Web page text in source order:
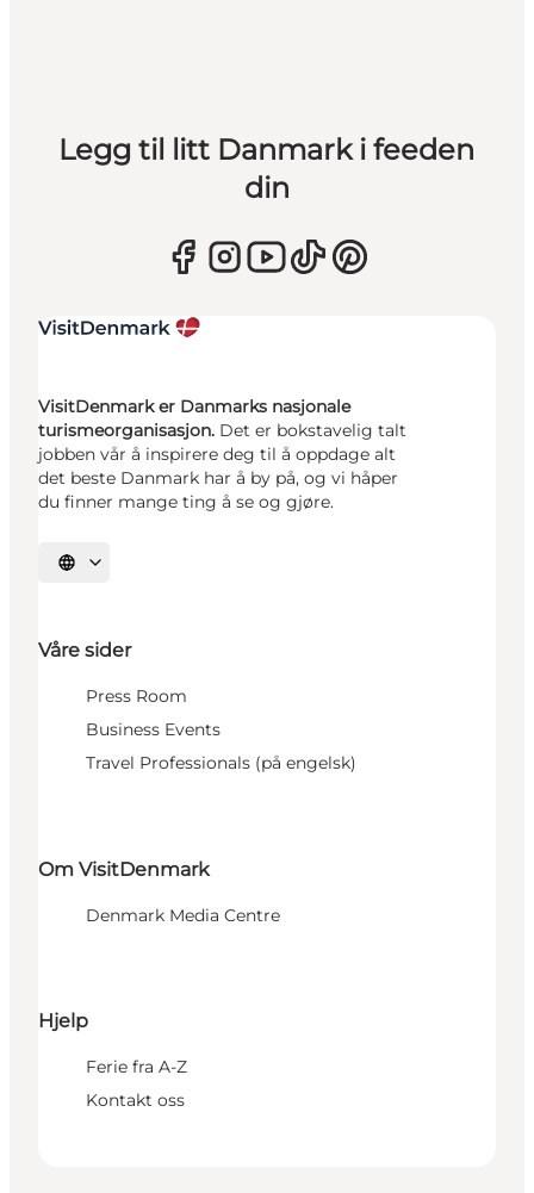
Legg til litt Danmark i feeden
din
VisitDenmark er Danmarks nasjonale
turismeorganisasjon. Det er bokstavelig talt
jobben vår å inspirere deg til å oppdage alt
det beste Danmark har å by på, og vi håper
du finner mange ting å se og gjøre.
Velg språk
Våre sider
Press Room
Business Events
Travel Professionals (på engelsk)
Om VisitDenmark
Denmark Media Centre
Hjelp
Ferie fra A-Z
Kontakt oss